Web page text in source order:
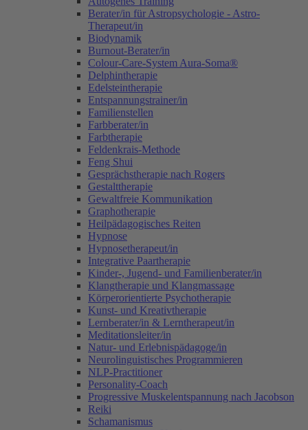
Berater/in für Astropsychologie - Astro-
Therapeut/in
Biodynamik
Burnout-Berater/in
Colour-Care-System Aura-Soma®
Delphintherapie
Edelsteintherapie
Entspannungstrainer/in
Familienstellen
Farbberater/in
Farbtherapie
Feldenkrais-Methode
Feng Shui
Gesprächstherapie nach Rogers
Gestalttherapie
Gewaltfreie Kommunikation
Graphotherapie
Heilpädagogisches Reiten
Hypnose
Hypnosetherapeut/in
Integrative Paartherapie
Kinder-, Jugend- und Familienberater/in
Klangtherapie und Klangmassage
Körperorientierte Psychotherapie
Kunst- und Kreativtherapie
Lernberater/in & Lerntherapeut/in
Meditationsleiter/in
Natur- und Erlebnispädagoge/in
Neurolinguistisches Programmieren
NLP-Practitioner
Personality-Coach
Progressive Muskelentspannung nach Jacobson
Reiki
Schamanismus